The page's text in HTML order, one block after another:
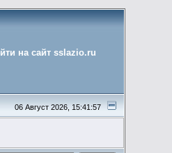
на сайт sslazio.ru
06 Август 2026, 15:41:57